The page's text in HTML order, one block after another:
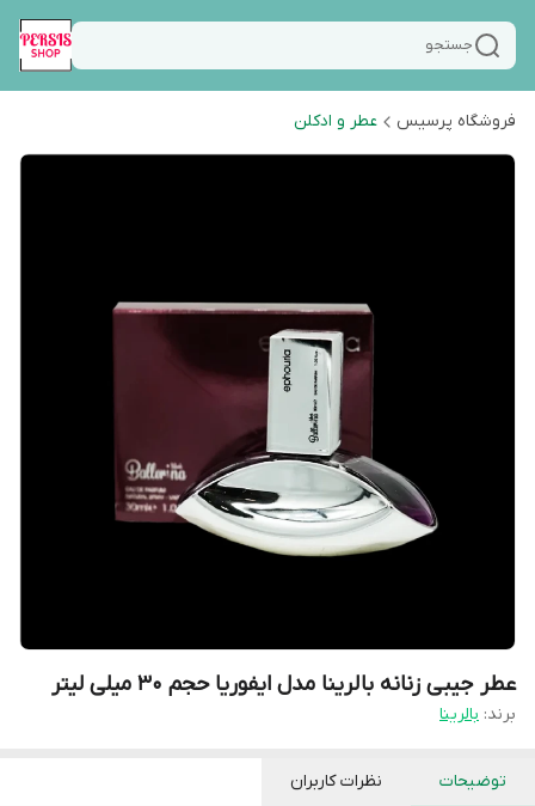
جستجو
فروشگاه پرسیس عطر و ادکلن
عطر جیبی زنانه بالرینا مدل ایفوریا حجم 30 میلی لیتر
برند: بالرینا
توضیحات نظرات کاربران